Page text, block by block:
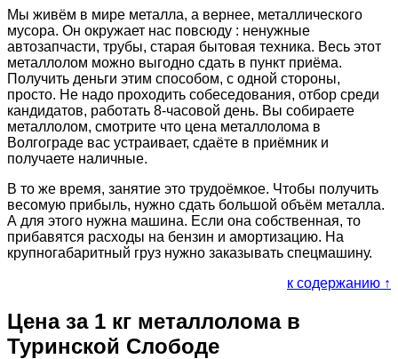
Мы живём в мире металла, а вернее, металлического
мусора. Он окружает нас повсюду : ненужные
автозапчасти, трубы, старая бытовая техника. Весь этот
металлолом можно выгодно сдать в пункт приёма.
Получить деньги этим способом, с одной стороны,
просто. Не надо проходить собеседования, отбор среди
кандидатов, работать 8-часовой день. Вы собираете
металлолом, смотрите что цена металлолома в
Волгограде вас устраивает, сдаёте в приёмник и
получаете наличные.
В то же время, занятие это трудоёмкое. Чтобы получить
весомую прибыль, нужно сдать большой объём металла.
А для этого нужна машина. Если она собственная, то
прибавятся расходы на бензин и амортизацию. На
крупногабаритный груз нужно заказывать спецмашину.
к содержанию ↑
Цена за 1 кг металлолома в
Туринской Слободе